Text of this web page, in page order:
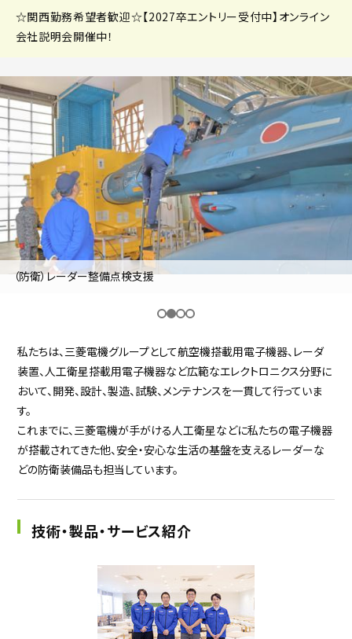
高専生コミュニティ
本科5年生・専攻科2年生向け 採用継続中の企業特集
9/30
まで
☆関西勤務希望者歓迎☆【2027卒エントリー受付中】オンライン
会社説明会開催中！
（防衛）レーダー整備点検支援
私たちは、三菱電機グループとして航空機搭載用電子機器、レーダ
装置、人工衛星搭載用電子機器など広範なエレクトロニクス分野に
おいて、開発、設計、製造、試験、メンテナンスを一貫して行っていま
す。
これまでに、三菱電機が手がける人工衛星などに私たちの電子機器
が搭載されてきた他、安全・安心な生活の基盤を支えるレーダーな
どの防衛装備品も担当しています。
技術・製品・サービス紹介